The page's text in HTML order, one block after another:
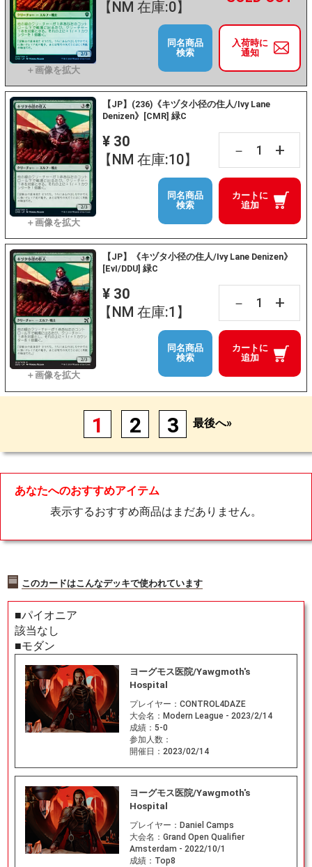
【NM 在庫:0】
入荷時に
通知
同名商品
検索
【JP】(236)《キヅタ小径の住人/Ivy Lane
Denizen》[CMR] 緑C
¥ 30
【NM 在庫:10】
－ +
カートに
追加
同名商品
検索
【JP】《キヅタ小径の住人/Ivy Lane Denizen》
[EvI/DDU] 緑C
¥ 30
【NM 在庫:1】
－ +
カートに
追加
同名商品
検索
1 2 3 最後へ»
あなたへのおすすめアイテム
表示するおすすめ商品はまだありません。
このカードはこんなデッキで使われています
■パイオニア
該当なし
■モダン
ヨーグモス医院/Yawgmoth's
Hospital
プレイヤー： CONTROL4DAZE
大会名： Modern League - 2023/2/14
成績： 5-0
参加人数：
開催日： 2023/02/14
ヨーグモス医院/Yawgmoth's
Hospital
プレイヤー： Daniel Camps
大会名： Grand Open Qualifier
Amsterdam - 2022/10/1
成績： Top8